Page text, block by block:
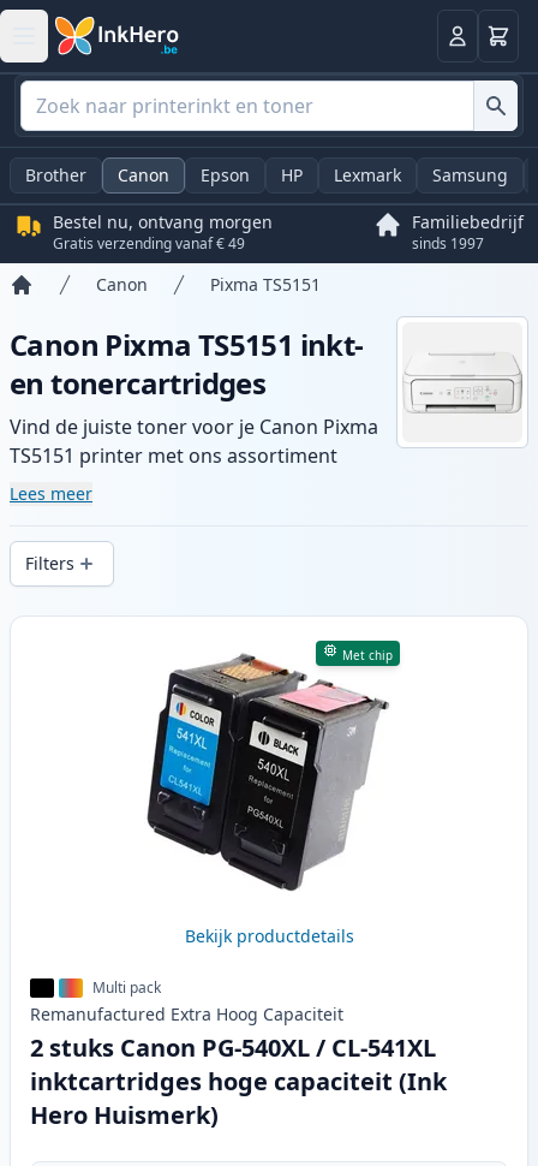
Log in
Brother Canon Epson HP Lexmark Samsung
Bestel nu, ontvang morgen
Gratis verzending vanaf € 49
Familiebedrijf
sinds 1997
Canon Pixma TS5151
Canon Pixma TS5151 inkt-
en tonercartridges
Vind de juiste toner voor je Canon Pixma
TS5151 printer met ons assortiment
compatibele en high-yield cartridges.
snelle levering vanuit lokale voorraad in .
Lees meer
Filters
Producten
Met chip
Bekijk productdetails
Multi pack
Remanufactured Extra Hoog Capaciteit
2 stuks Canon PG-540XL / CL-541XL
inktcartridges hoge capaciteit (Ink
Hero Huismerk)